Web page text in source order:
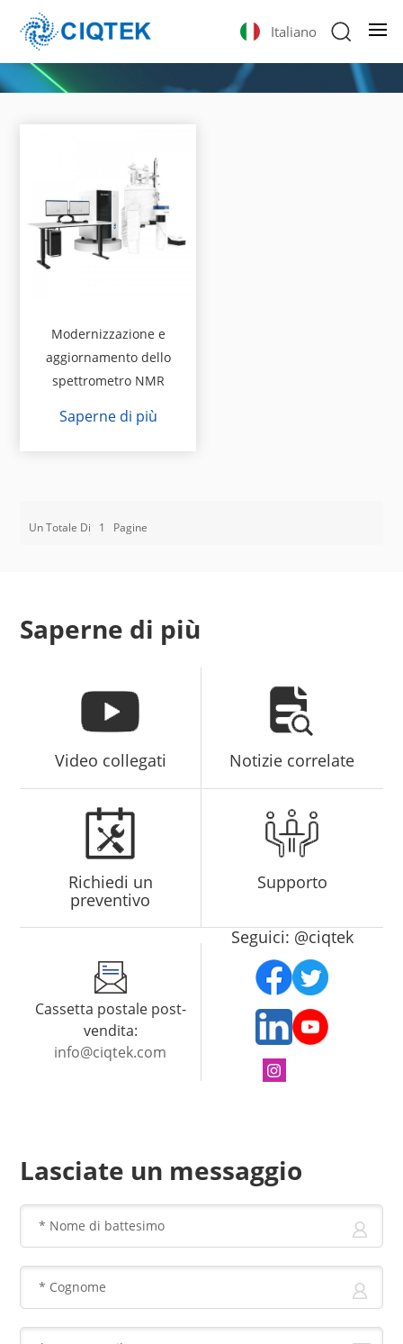
Italiano
Modernizzazione e
aggiornamento dello
spettrometro NMR
Saperne di più
Un Totale Di 1 Pagine
Saperne di più
Video collegati Notizie correlate
Richiedi un
preventivo
Supporto
Cassetta postale post-
vendita:
info@ciqtek.com
Seguici: @ciqtek
Lasciate un messaggio